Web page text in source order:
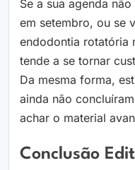
Se a sua agenda
em setembro, ou se
endodontia rotatória
tende a se tornar
Da mesma forma,
ainda não
achar o material
Conclusão